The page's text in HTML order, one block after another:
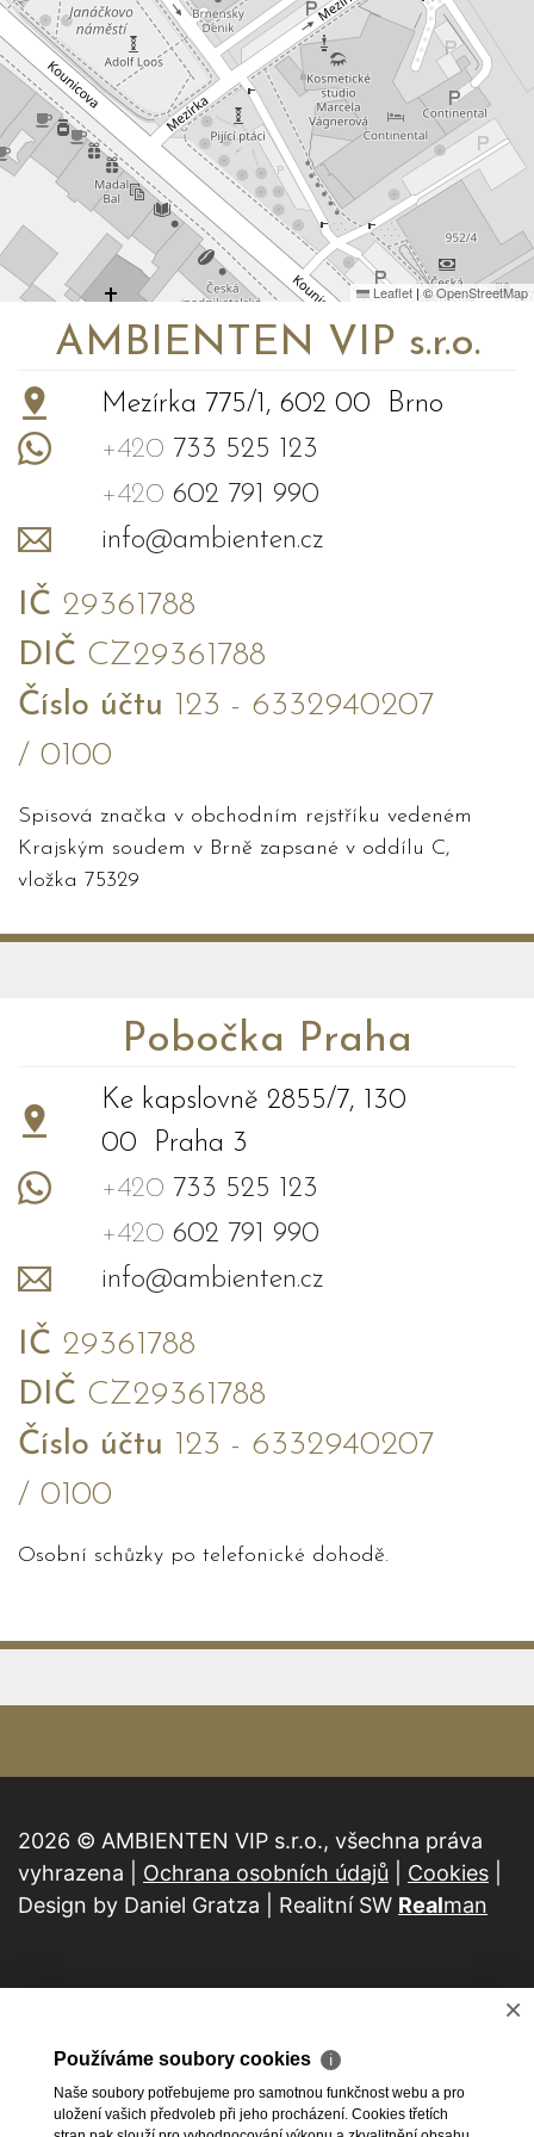
Leaflet |©OpenStreetMap
AMBIENTEN VIP s.r.o.
Mezírka 775/1, 602 00 Brno
+420 733 525 123
+420 602 791 990
info@ambienten.cz
IČ 29361788
DIČ CZ29361788
Číslo účtu 123 - 6332940207
/ 0100
Spisová značka v obchodním rejstříku vedeném
Krajským soudem v Brně zapsané v oddílu C,
vložka 75329
Pobočka Praha
Ke kapslovně 2855/7, 130
00 Praha 3
+420 733 525 123
+420 602 791 990
info@ambienten.cz
IČ 29361788
DIČ CZ29361788
Číslo účtu 123 - 6332940207
/ 0100
Osobní schůzky po telefonické dohodě.
2026 © AMBIENTEN VIP s.r.o., všechna práva
vyhrazena | Ochrana osobních údajů Cookies
Design by Daniel Gratza | Realitní SW Realman
×
Používáme soubory cookies ℹ
Naše soubory potřebujeme pro samotnou funkčnost webu a pro
uložení vašich předvoleb při jeho procházení. Cookies třetích